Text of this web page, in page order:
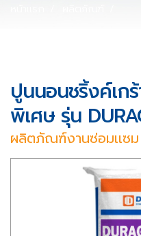
ปูนนอนชริ้งค์เก
พิเศษ รุ่น
ผลิตภัณฑ์งานซ่อมเเซ